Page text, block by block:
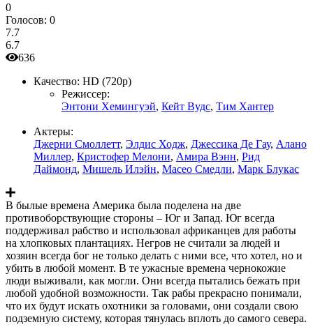
0
Голосов: 0
7.7
6.7
636
Качество: HD (720p)
Режиссер:
Энтони Хемингуэй, Кейт Вудс, Тим Хантер
Актеры:
Джерни Смоллетт, Элдис Ходж, Джессика Де Гау, Алано
Миллер, Кристофер Мелони, Амира Вэнн, Рид
Даймонд, Мишель Илэйн, Масео Смедли, Марк Блукас
В былые времена Америка была поделена на две
противоборствующие стороны – Юг и Запад. Юг всегда
поддерживал рабство и использовал африканцев для работы
на хлопковых плантациях. Негров не считали за людей и
хозяин всегда бог не только делать с ними все, что хотел, но и
убить в любой момент. В те ужасные времена чернокожие
люди выживали, как могли. Они всегда пытались бежать при
любой удобной возможности. Так рабы прекрасно понимали,
что их будут искать охотники за головами, они создали свою
подземную систему, которая тянулась вплоть до самого севера.